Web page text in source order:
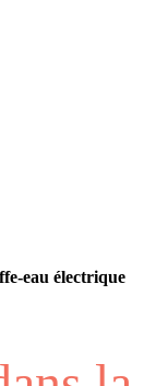
eau électrique